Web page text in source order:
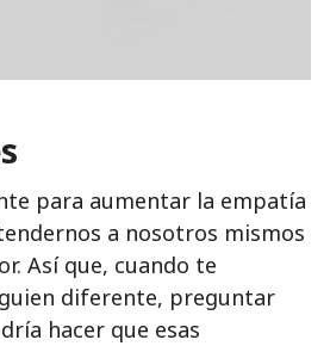
para aumentar la empatía
a nosotros mismos
Así que, cuando te
diferente, preguntar
hacer que esas